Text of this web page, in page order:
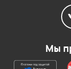
Ваша оценка:
Мы